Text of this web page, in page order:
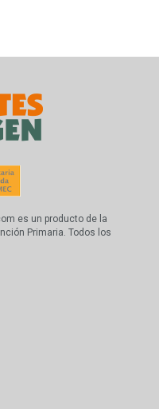
es un producto de la
Primaria. Todos los